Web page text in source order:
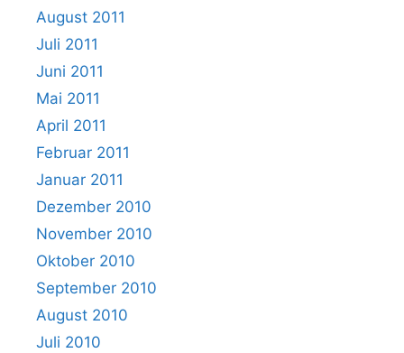
August 2011
Juli 2011
Juni 2011
Mai 2011
April 2011
Februar 2011
Januar 2011
Dezember 2010
November 2010
Oktober 2010
September 2010
August 2010
Juli 2010